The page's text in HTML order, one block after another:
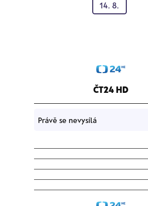
14. 8.
ČT24 HD
Právě se nevysílá